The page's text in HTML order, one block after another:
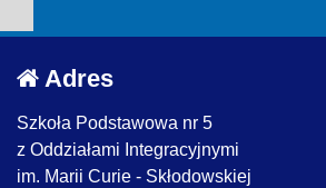
Adres
Szkoła Podstawowa nr 5
z Oddziałami Integracyjnymi
im. Marii Curie - Skłodowskiej